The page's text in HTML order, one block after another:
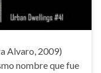
Alvaro, 2009)
nombre que fue